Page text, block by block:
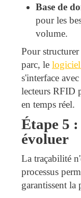
Base de
pour les
volume.
Pour
parc, le
s'interface
lecteurs RFID
en temps réel.
Étape 5
évoluer
La traçabilité
processus
garantissent la